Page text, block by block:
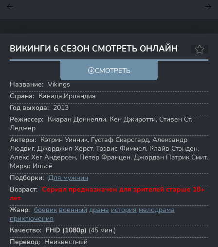
ВИКИНГИ 6 СЕЗОН СМОТРЕТЬ ОНЛАЙН
8.2 8.5
СМОТРЕТЬ
Название: Vikings
Страна: Канада,Ирландия
Год выхода: 2013
Режиссер: Киаран Доннелли, Кен Джиротти, Стивен Ст.
Леджер
Актеры: Кэтрин Уинник, Густаф Скарсгард, Александр
Людвиг, Джорджия Хёрст, Трэвис Фиммел, Клайв Стэнден,
Алекс Хег Андерсен, Петер Францен, Джордан Патрик Смит,
Марко Ильсё
Подборки: Для мужчин
Возраст: Сериал предназначен для зрителей старше 18+
лет
Жанр: боевик военный драма история мелодрама
приключения
Качество: FHD (1080p) (45 мин.)
Перевод: Неизвестный